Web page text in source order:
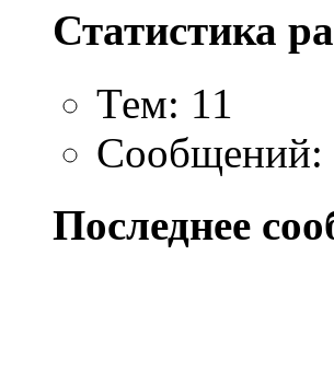
Статистика
Тем: 11
Сообщений:
Последнее